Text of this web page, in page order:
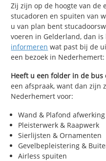
Zij zijn op de hoogte van de
stucadoren en spuiten van
u van plan bent
voeren in Gelderland, dan
informeren wat past bij de
een bezoek in Nederhemert:
Heeft u een folder in de bus
een afspraak, want dan zijn
Nederhemert voor:
Wand & Plafond afwerking
Pleisterwerk & Raapwerk
Sierlijsten & Ornamenten
Gevelbepleistering &
Airless spuiten